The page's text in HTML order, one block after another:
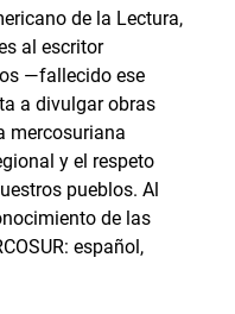
de la Lectura,
al escritor
—fallecido ese
a divulgar obras
mercosuriana
y el respeto
pueblos. Al
de las
español,